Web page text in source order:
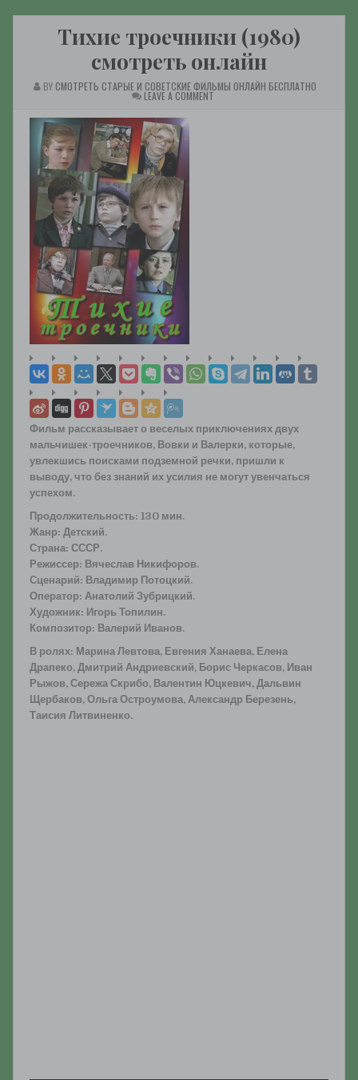
Тихие троечники (1980)
смотреть онлайн
BY СМОТРЕТЬ СТАРЫЕ И СОВЕТСКИЕ ФИЛЬМЫ ОНЛАЙН БЕСПЛАТНО
LEAVE A COMMENTON
Фильм рассказывает о веселых приключениях двух
мальчишек-троечников, Вовки и Валерки, которые,
увлекшись поисками подземной речки, пришли к
выводу, что без знаний их усилия не могут увенчаться
успехом.
Продолжительность: 130 мин.
Жанр: Детский.
Страна: СССР.
Режиссер: Вячеслав Никифоров.
Сценарий: Владимир Потоцкий.
Оператор: Анатолий Зубрицкий.
Художник: Игорь Топилин.
Композитор: Валерий Иванов.
В ролях: Марина Левтова, Евгения Ханаева, Елена
Драпеко, Дмитрий Андриевский, Борис Черкасов, Иван
Рыжов, Сережа Скрибо, Валентин Юцкевич, Дальвин
Щербаков, Ольга Остроумова, Александр Березень,
Таисия Литвиненко.